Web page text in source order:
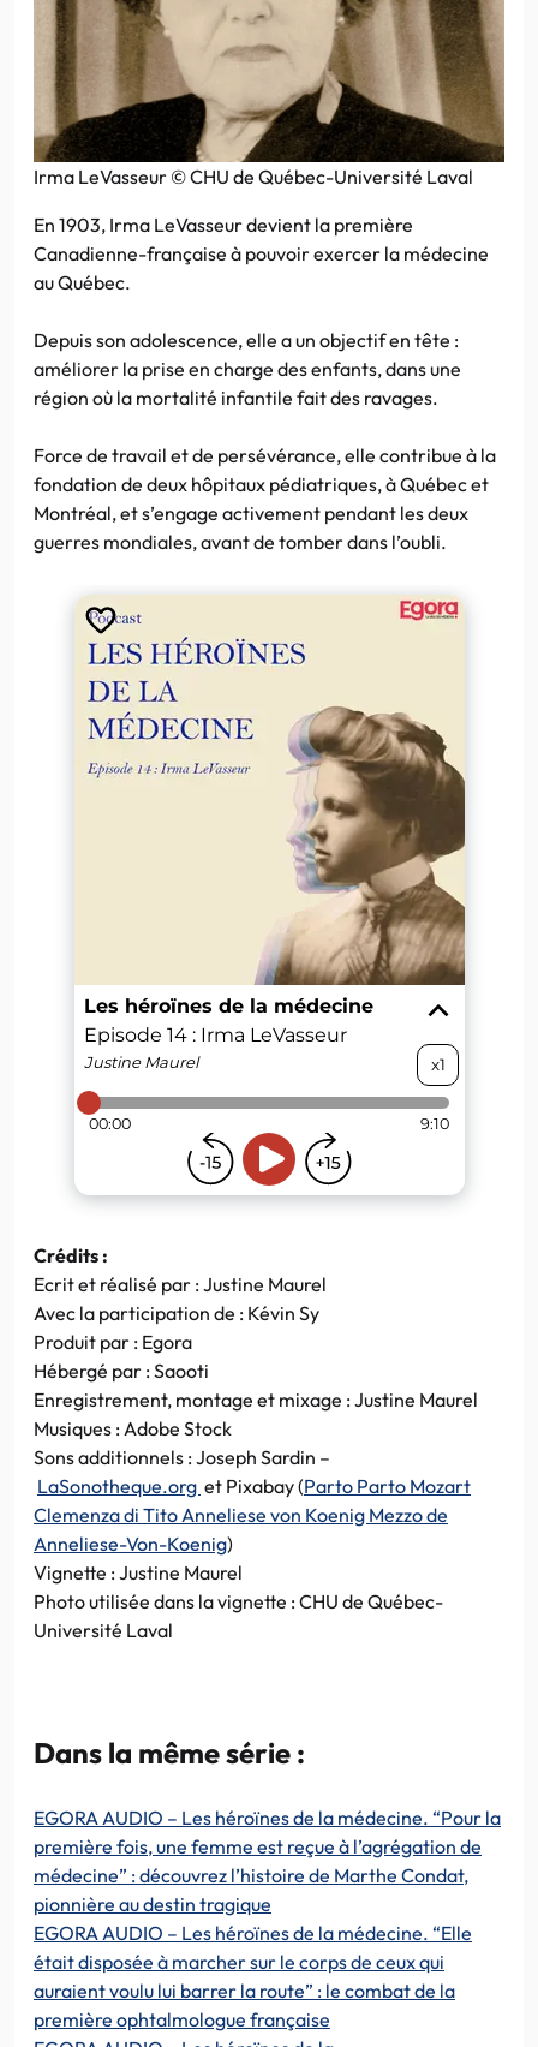
Irma LeVasseur © CHU de Québec-Université Laval
En 1903, Irma LeVasseur devient la première
Canadienne-française à pouvoir exercer la médecine
au Québec.
Depuis son adolescence, elle a un objectif en tête :
améliorer la prise en charge des enfants, dans une
région où la mortalité infantile fait des ravages.
Force de travail et de persévérance, elle contribue à la
fondation de deux hôpitaux pédiatriques, à Québec et
Montréal, et s’engage activement pendant les deux
guerres mondiales, avant de tomber dans l’oubli.
Crédits :
Ecrit et réalisé par : Justine Maurel
Avec la participation de : Kévin Sy
Produit par : Egora
Hébergé par : Saooti
Enregistrement, montage et mixage : Justine Maurel
Musiques : Adobe Stock
Sons additionnels : Joseph Sardin –
LaSonotheque.org et Pixabay (Parto Parto Mozart
Clemenza di Tito Anneliese von Koenig Mezzo de
Anneliese-Von-Koenig)
Vignette : Justine Maurel
Photo utilisée dans la vignette : CHU de Québec-
Université Laval
Dans la même série :
EGORA AUDIO – Les héroïnes de la médecine. “Pour la
première fois, une femme est reçue à l’agrégation de
médecine” : découvrez l’histoire de Marthe Condat,
pionnière au destin tragique
EGORA AUDIO – Les héroïnes de la médecine. “Elle
était disposée à marcher sur le corps de ceux qui
auraient voulu lui barrer la route” : le combat de la
première ophtalmologue française